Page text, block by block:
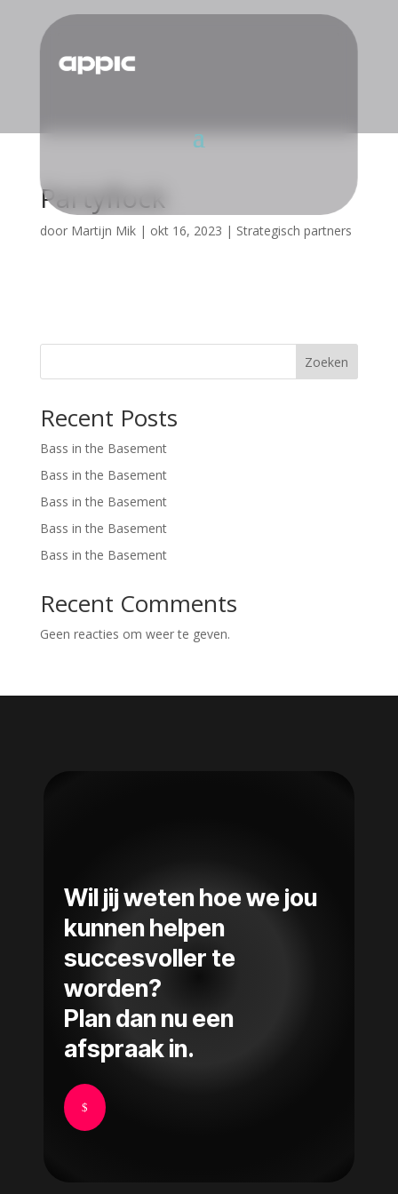
Partyflock
door Martijn Mik| okt 16, 2023 | Strategisch partners
Zoeken
Recent Posts
Bass in the Basement
Bass in the Basement
Bass in the Basement
Bass in the Basement
Bass in the Basement
Recent Comments
Geen reacties om weer te geven.
Wil jij weten hoe we jou
kunnen helpen
succesvoller te
worden?
Plan dan nu een
afspraak in.
$